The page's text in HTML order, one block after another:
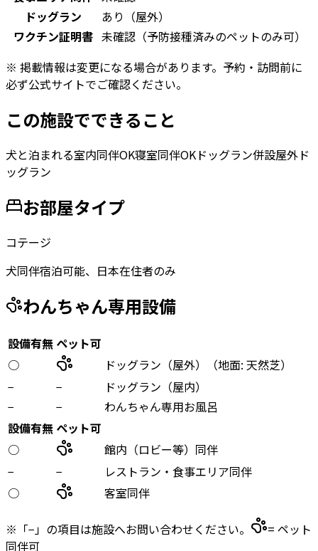
ドッグラン
あり（屋外）
ワクチン証明書 未確認（予防接種済みのペットのみ可）
※ 掲載情報は変更になる場合があります。予約・訪問前に
必ず公式サイトでご確認ください。
この施設でできること
犬と泊まれる室内同伴OK寝室同伴OKドッグラン併設屋外ド
ッグラン
お部屋タイプ
コテージ
犬同伴宿泊可能、日本在住者のみ
わんちゃん専用設備
設備有無 ペット可
○
ドッグラン（屋外） （地面: 天然芝）
−
−
ドッグラン（屋内）
−
−
わんちゃん専用お風呂
設備有無 ペット可
○
館内（ロビー等）同伴
−
−
レストラン・食事エリア同伴
○
客室同伴
※「−」の項目は施設へお問い合わせください。
= ペット
同伴可